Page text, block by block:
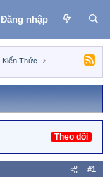
Đăng nhập
Kiến Thức
Theo dõi
#1